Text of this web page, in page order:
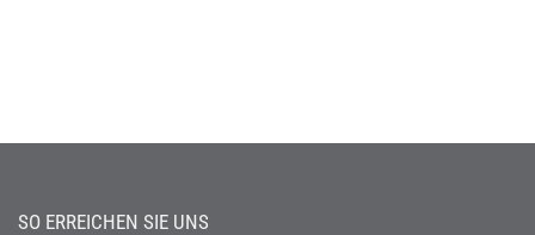
SO ERREICHEN SIE UNS